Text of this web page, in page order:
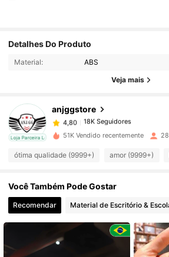
Detalhes Do Produto
Material: ABS
Veja mais
Loja Parceira Local
anjggstore
4,80 18K Seguidores
18K Seguidores
4,80
18K Seguidores
a***o pago1 dia atrás
4,80 18K Seguidores
4,80 18K Seguidores
51K Vendido recentemente
ótima qualidade (9999+) amor (9999+)
Você Também Pode Gostar
Recomendar Material de Escritório &